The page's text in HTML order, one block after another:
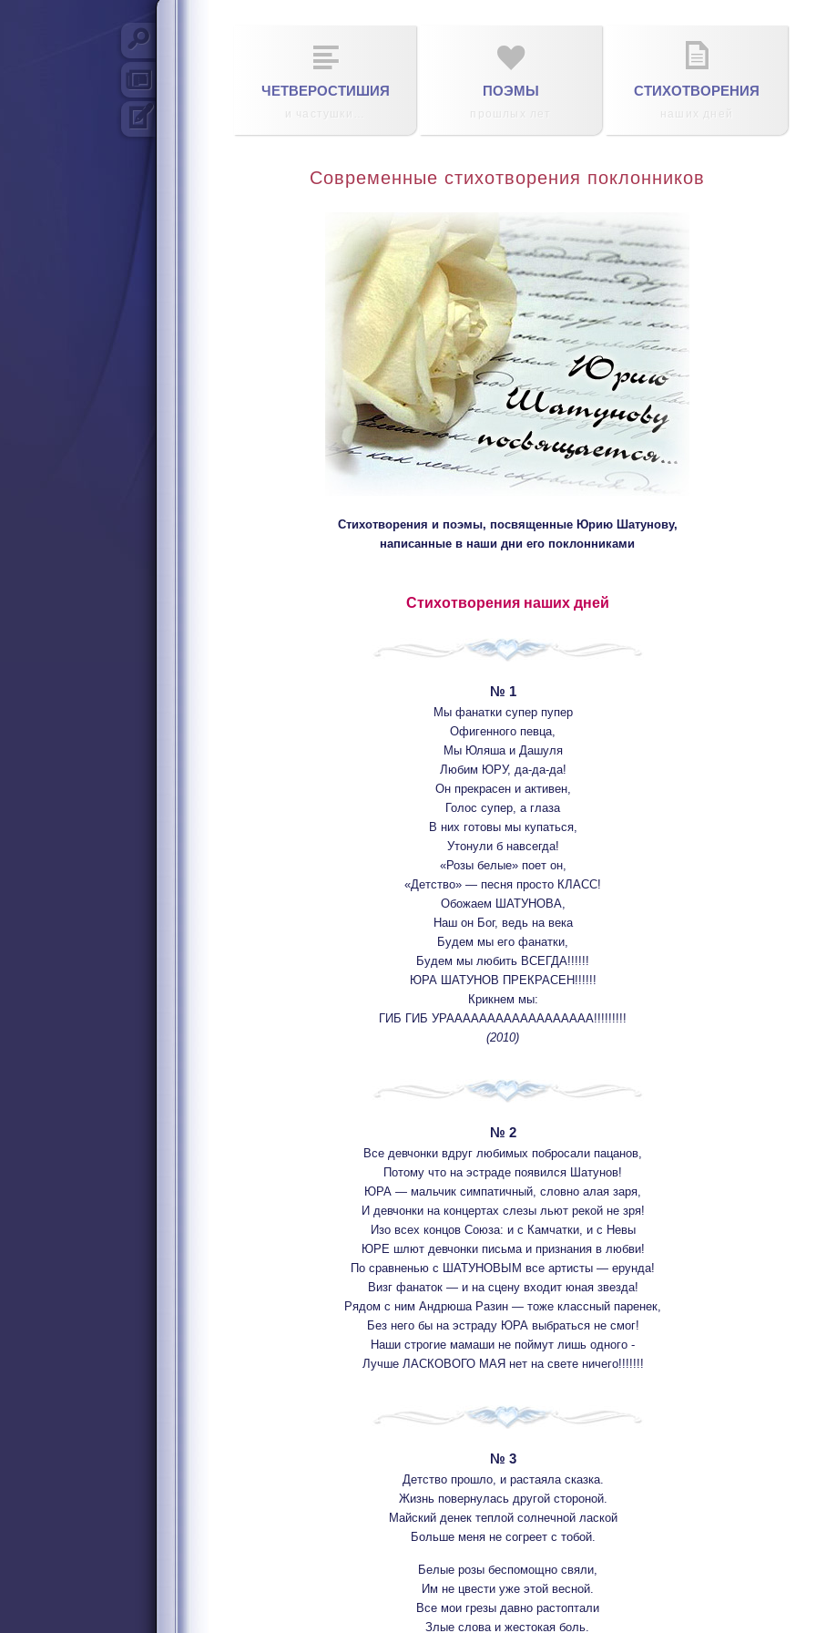
s
a
V Стихотворения
Z
ЧЕТВЕРОСТИШИЯ
и частушки…
j
ПОЭМЫ
прошлых лет
K
СТИХОТВОРЕНИЯ
наших дней
Современные стихотворения поклонников
Стихотворения и поэмы, посвященные Юрию Шатунову,
написанные в наши дни его поклонниками
Стихотворения наших дней
№ 1
Мы фанатки супер пупер
Офигенного певца,
Мы Юляша и Дашуля
Любим ЮРУ, да-да-да!
Он прекрасен и активен,
Голос супер, а глаза
В них готовы мы купаться,
Утонули б навсегда!
«Розы белые» поет он,
«Детство» — песня просто КЛАСС!
Обожаем ШАТУНОВА,
Наш он Бог, ведь на века
Будем мы его фанатки,
Будем мы любить ВСЕГДА!!!!!!
ЮРА ШАТУНОВ ПРЕКРАСЕН!!!!!!
Крикнем мы:
ГИБ ГИБ УРАААААААААААААААААА!!!!!!!!!
(2010)
№ 2
Все девчонки вдруг любимых побросали пацанов,
Потому что на эстраде появился Шатунов!
ЮРА — мальчик симпатичный, словно алая заря,
И девчонки на концертах слезы льют рекой не зря!
Изо всех концов Союза: и с Камчатки, и с Невы
ЮРЕ шлют девчонки письма и признания в любви!
По сравненью с ШАТУНОВЫМ все артисты — ерунда!
Визг фанаток — и на сцену входит юная звезда!
Рядом с ним Андрюша Разин — тоже классный паренек,
Без него бы на эстраду ЮРА выбраться не смог!
Наши строгие мамаши не поймут лишь одного -
Лучше ЛАСКОВОГО МАЯ нет на свете ничего!!!!!!!
№ 3
Детство прошло, и растаяла сказка.
Жизнь повернулась другой стороной.
Майский денек теплой солнечной лаской
Больше меня не согреет с тобой.
Белые розы беспомощно свяли,
Им не цвести уже этой весной.
Все мои грезы давно растоптали
Злые слова и жестокая боль.